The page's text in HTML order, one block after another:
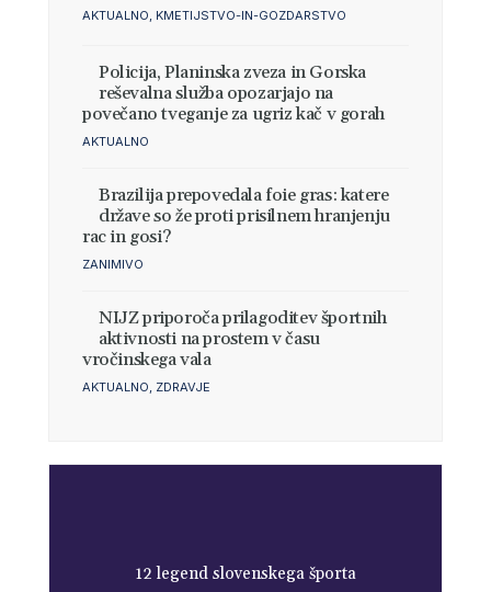
AKTUALNO, KMETIJSTVO-IN-GOZDARSTVO
Policija, Planinska zveza in Gorska
reševalna služba opozarjajo na
povečano tveganje za ugriz kač v gorah
AKTUALNO
Brazilija prepovedala foie gras: katere
države so že proti prisilnem hranjenju
rac in gosi?
ZANIMIVO
NIJZ priporoča prilagoditev športnih
aktivnosti na prostem v času
vročinskega vala
AKTUALNO, ZDRAVJE
12 legend slovenskega športa